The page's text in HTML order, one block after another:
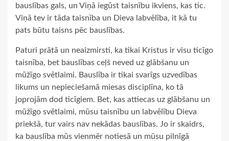
bauslības gals, un Viņā iegūst taisnību ikviens, kas tic.
Viņā tev ir tāda taisnība un Dieva labvēlība, it kā tu
pats būtu taisns pēc bauslības.
Paturi prātā un neaizmirsti, ka tikai Kristus ir visu ticīgo
taisnība, bet bauslības ceļš neved uz glābšanu un
mūžīgo svētlaimi. Bauslība ir tikai svarīgs uzvedības
likums un nepieciešamā miesas disciplīna, ko tā
joprojām dod ticīgiem. Bet, kas attiecas uz glābšanu un
mūžīgo svētlaimi, mūsu taisnību un labvēlību Dieva
priekšā, tur vairs nav nekādas bauslības. Jo ir skaidrs,
ka bauslība mūs vienmēr notiesā un mūsu pilnīgā